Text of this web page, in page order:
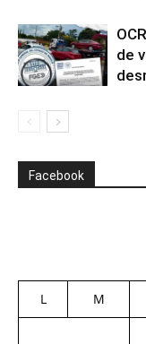
de
Facebook
L M